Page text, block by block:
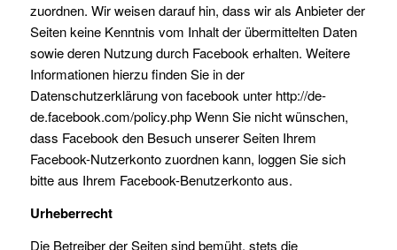
zuordnen. Wir weisen darauf hin, dass wir als Anbieter der
Seiten keine Kenntnis vom Inhalt der übermittelten Daten
sowie deren Nutzung durch Facebook erhalten. Weitere
Informationen hierzu finden Sie in der
Datenschutzerklärung von facebook unter http://de-
de.facebook.com/policy.php Wenn Sie nicht wünschen,
dass Facebook den Besuch unserer Seiten Ihrem
Facebook-Nutzerkonto zuordnen kann, loggen Sie sich
bitte aus Ihrem Facebook-Benutzerkonto aus.
Urheberrecht
Die Betreiber der Seiten sind bemüht, stets die